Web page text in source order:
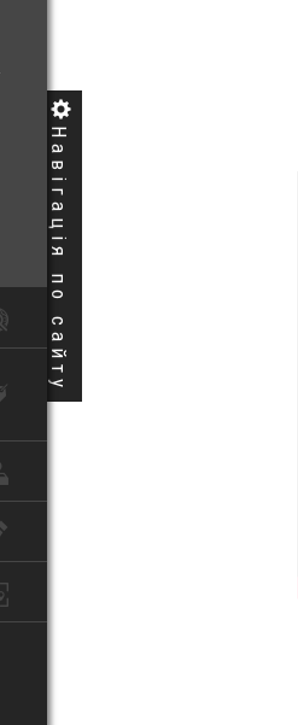
Навігація по сайту